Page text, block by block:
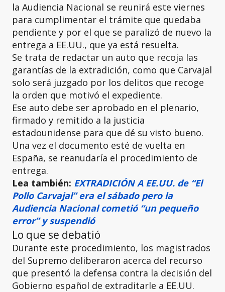
la Audiencia Nacional se reunirá este viernes
para cumplimentar el trámite que quedaba
pendiente y por el que se paralizó de nuevo la
entrega a EE.UU., que ya está resuelta.
Se trata de redactar un auto que recoja las
garantías de la extradición, como que Carvajal
solo será juzgado por los delitos que recoge
la orden que motivó el expediente.
Ese auto debe ser aprobado en el plenario,
firmado y remitido a la justicia
estadounidense para que dé su visto bueno.
Una vez el documento esté de vuelta en
España, se reanudaría el procedimiento de
entrega.
Lea también: EXTRADICIÓN A EE.UU. de “El
Pollo Carvajal” era el sábado pero la
Audiencia Nacional cometió “un pequeño
error” y suspendió
Lo que se debatió
Durante este procedimiento, los magistrados
del Supremo deliberaron acerca del recurso
que presentó la defensa contra la decisión del
Gobierno español de extraditarle a EE.UU.